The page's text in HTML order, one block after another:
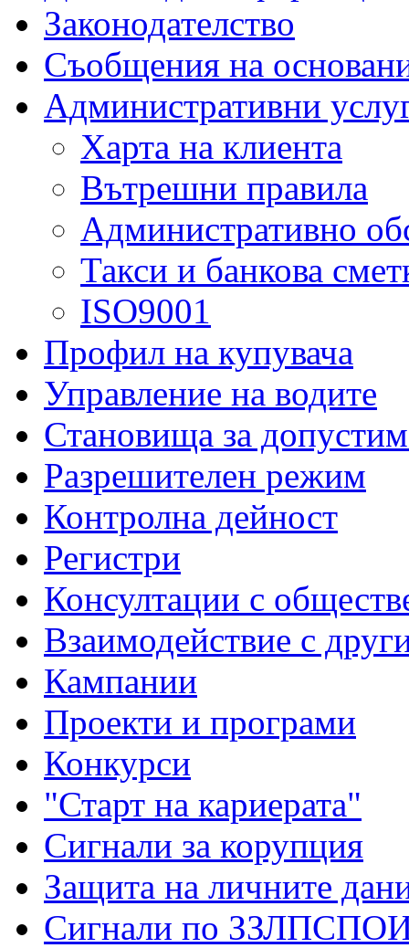
Законодателство
Съобщения на
Административни
Харта на клиента
Вътрешни правила
Административно
Такси и банкова
ISO9001
Профил на купувача
Управление на водите
Становища за
Разрешителен режим
Контролна дейност
Регистри
Консултации с
Взаимодействие с
Кампании
Проекти и програми
Конкурси
"Старт на кариерата"
Сигнали за корупция
Защита на личните
Сигнали по